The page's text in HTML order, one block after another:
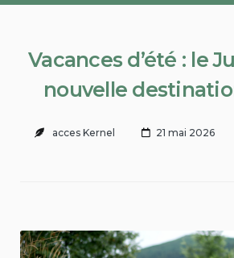
Vacances d’été : le
nouvelle
acces Kernel 21 mai 2026